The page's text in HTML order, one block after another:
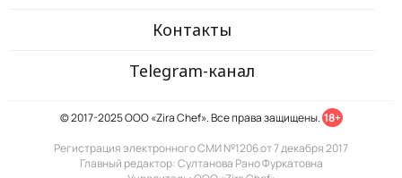
Контакты
Telegram-канал
© 2017-2025 ООО «Zira Chef». Все права защищены. 18+
Регистрация электронного СМИ №1206 от 7 декабря 2017
Главный редактор: Султанова Рано Фуркатовна